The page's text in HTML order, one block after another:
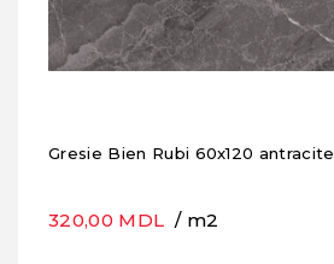
Gresie Bien Rubi 60x120 antracite
320,00 MDL / m2